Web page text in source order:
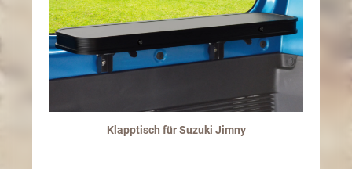
Klapptisch für Suzuki Jimny